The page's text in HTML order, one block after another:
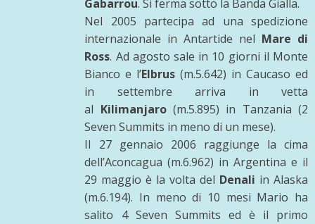
Gabarrou. Si ferma sotto la Banda Gialla.
Nel 2005 partecipa ad una spedizione
internazionale in Antartide nel Mare di
Ross. Ad agosto sale in 10 giorni il Monte
Bianco e l’Elbrus (m.5.642) in Caucaso ed
in settembre arriva in vetta
al Kilimanjaro(m.5.895) in Tanzania (2
Seven Summits in meno di un mese).
Il 27 gennaio 2006 raggiunge la cima
dell’Aconcagua (m.6.962) in Argentina e il
29 maggio è la volta del Denali in Alaska
(m.6.194). In meno di 10 mesi Mario ha
salito 4 Seven Summits ed è il primo